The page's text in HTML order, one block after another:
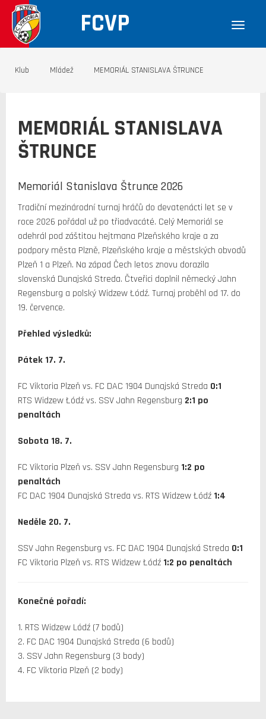
FCVP
Klub Mládež MEMORIÁL STANISLAVA ŠTRUNCE
MEMORIÁL STANISLAVA
ŠTRUNCE
Memoriál Stanislava Štrunce 2026
Tradiční mezinárodní turnaj hráčů do devatenácti let se v
roce 2026 pořádal už po třiadvacáté. Celý Memoriál se
odehrál pod záštitou hejtmana Plzeňského kraje a za
podpory města Plzně, Plzeňského kraje a městských obvodů
Plzeň 1 a Plzeň. Na západ Čech letos znovu dorazila
slovenská Dunajská Streda. Čtveřici doplnil německý Jahn
Regensburg a polský Widzew Łódź. Turnaj proběhl od 17. do
19. července.
Přehled výsledků:
Pátek 17. 7.
FC Viktoria Plzeň vs. FC DAC 1904 Dunajská Streda 0:1
RTS Widzew Łódź vs. SSV Jahn Regensburg 2:1 po
penaltách
Sobota 18. 7.
FC Viktoria Plzeň vs. SSV Jahn Regensburg 1:2 po
penaltách
FC DAC 1904 Dunajská Streda vs. RTS Widzew Łódź 1:4
Neděle 20. 7.
SSV Jahn Regensburg vs. FC DAC 1904 Dunajská Streda 0:1
FC Viktoria Plzeň vs. RTS Widzew Łódź 1:2 po penaltách
Konečné pořadí:
1. RTS Widzew Lódź (7 bodů)
2. FC DAC 1904 Dunajská Streda (6 bodů)
3. SSV Jahn Regensburg (3 body)
4. FC Viktoria Plzeň (2 body)